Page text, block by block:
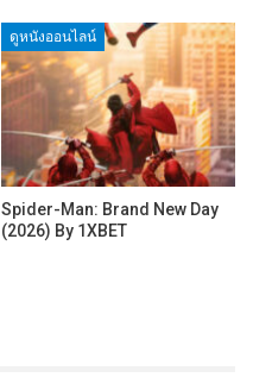
ดูหนังออนไลน์
Spider-Man: Brand New Day
(2026) By 1XBET